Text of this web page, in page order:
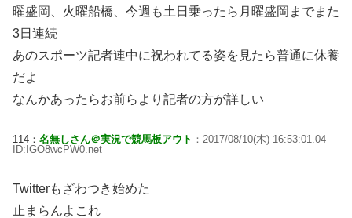
曜盛岡、火曜船橋、今週も土日乗ったら月曜盛岡までまた
3日連続
あのスポーツ記者連中に祝われてる姿を見たら普通に休養
だよ
なんかあったらお前らより記者の方が詳しい
114： 名無しさん＠実況で競馬板アウト ：2017/08/10(木) 16:53:01.04
ID:IGO8wcPW0.net
Twitterもざわつき始めた
止まらんよこれ